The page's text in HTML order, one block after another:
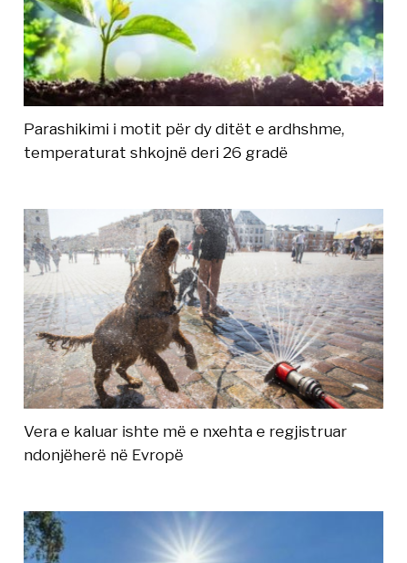
Parashikimi i motit për dy ditët e ardhshme,
temperaturat shkojnë deri 26 gradë
Vera e kaluar ishte më e nxehta e regjistruar
ndonjëherë në Evropë